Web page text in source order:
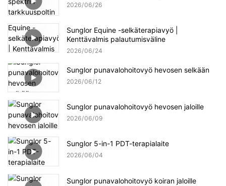
2026 06 26
Sunglor Equine -selkäterapiavyö |
Kenttävalmis palautumisväline
2026 06 24
Sunglor punavalohoitovyö hevosen selkään
2026 06 12
Sunglor punavalohoitovyö hevosen jaloille
2026 06 09
Sunglor 5-in-1 PDT-terapialaite
2026 06 04
Sunglor punavalohoitovyö koiran jaloille